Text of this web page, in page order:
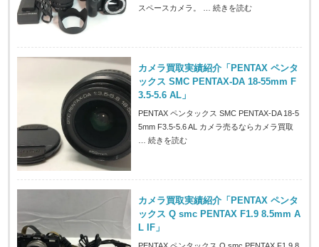
スペースカメラ。 …続きを読む
カメラ買取実績紹介「PENTAX ペンタ
ックス SMC PENTAX-DA 18-55mm F
3.5-5.6 AL」
PENTAX ペンタックス SMC PENTAX-DA 18-5
5mm F3.5-5.6 AL カメラ売るならカメラ買取
…続きを読む
カメラ買取実績紹介「PENTAX ペンタ
ックス Q smc PENTAX F1.9 8.5mm A
L IF」